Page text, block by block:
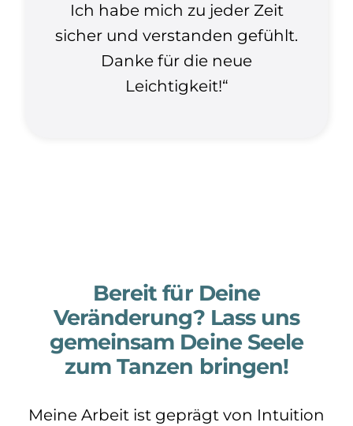
Ich habe mich zu jeder Zeit
sicher und verstanden gefühlt.
Danke für die neue
Leichtigkeit!“
Bereit für Deine
Veränderung? Lass uns
gemeinsam Deine Seele
zum Tanzen bringen!
Meine Arbeit ist geprägt von Intuition